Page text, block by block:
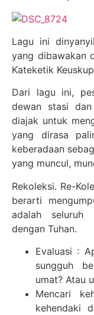
Lagu ini
yang dibawakan
Kateketik
Dari lagu ini,
dewan stasi
diajak untuk
yang dirasa
keberadaan
yang muncul,
Rekoleksi. Re-
berarti
adalah seluruh
dengan Tuhan.
Evaluasi :
sungguh
umat? Atau
Mencari
kehendaki